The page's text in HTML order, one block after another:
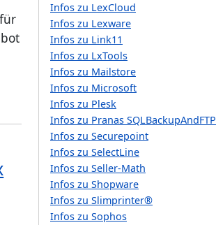
Infos zu LexCloud
Infos zu Lexware
Infos zu Link11
Infos zu LxTools
Infos zu Mailstore
Infos zu Microsoft
Infos zu Plesk
Infos zu Pranas SQLBackupAndFTP
Infos zu Securepoint
Infos zu SelectLine
Infos zu Seller-Math
Infos zu Shopware
Infos zu Slimprinter®
Infos zu Sophos